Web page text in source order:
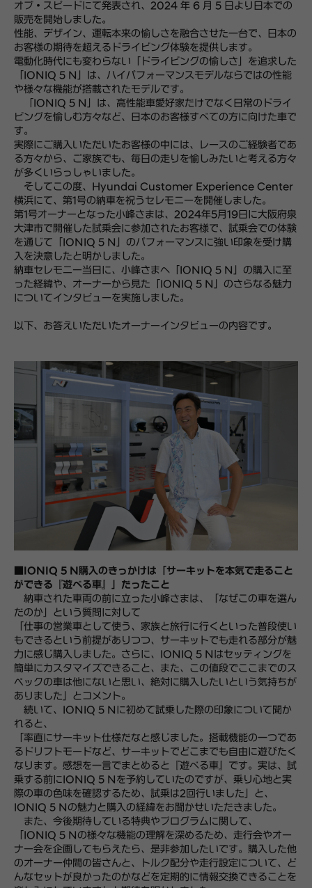
オブ・スピードにて発表され、 2024 年 6 月 5 日より日本での
販売を開始しました。
性能、デザイン、運転本来の愉しさを融合させた一台で、日本の
お客様の期待を超えるドライビング体験を提供します。
電動化時代にも変わらない「ドライビングの愉しさ」を追求した
「IONIQ 5 N」は、 ハイパフォーマンスモデルならではの性能
や様々な機能が搭載されたモデルです。
「IONIQ 5 N」は、高性能車愛好家だけでなく日常のドライ
ビングを愉しむ方々など、
日本のお客様すべての方に向けた車で
す。
実際にご購入いただいたお客様の中には、レースのご経験者であ
る方々から、 ご家族でも、 毎日の走りを愉しみたいと考える方々
が多くいらっしゃいました。
そしてこの度、Hyundai Customer Experience Center
横浜にて、第1号の納車を祝うセレモニーを開催しました。
第1号オーナーとなった小峰さまは、2024年5月19日に大阪府泉
大津市で開催した試乗会に参加されたお客様で、 試乗会での体験
を通じて「IONIQ 5 N」のパフォーマンスに強い印象を受け購
入を決意したと明かしました。
納車セレモニー当日に、小峰さまへ「IONIQ 5 N」の購入に至
った経緯や、 オーナーから見た「IONIQ 5 N」のさらなる魅力
についてインタビューを実施しました。
以下、お答えいただいたオーナーインタビューの内容です。
■IONIQ 5 N購入のきっかけは「サーキットを本気で走ること
ができる『遊べる車』」だったこと
納車された車両の前に立った小峰さまは、「なぜこの車を選ん
だのか」という質問に対して
「仕事の営業車として使う、家族と旅行に行くといった普段使い
もできるという前提がありつつ、サーキットでも走れる部分が魅
力に感じ購入しました。さらに、IONIQ 5 Nはセッティングを
簡単にカスタマイズできること、また、この値段でここまでのス
ペックの車は他にないと思い、絶対に購入したいという気持ちが
ありました」とコメント。
続いて、IONIQ 5 Nに初めて試乗した際の印象について聞か
れると、
「率直にサーキット仕様だなと感じました。搭載機能の一つであ
るドリフトモードなど、サーキットでどこまでも自由に遊びたく
なります。感想を一言でまとめると『遊べる車』です。実は、試
乗する前にIONIQ 5 Nを予約していたのですが、乗り心地と実
際の車の色味を確認するため、試乗は2回行いました」と、
IONIQ 5 Nの魅力と購入の経緯をお聞かせいただきました。
また、今後期待している特典やプログラムに関して、
「IONIQ 5 Nの様々な機能の理解を深めるため、走行会やオー
ナー会を企画してもらえたら、是非参加したいです。購入した他
のオーナー仲間の皆さんと、トルク配分や走行設定について、ど
んなセットが良かったのかなどを定期的に情報交換できることを